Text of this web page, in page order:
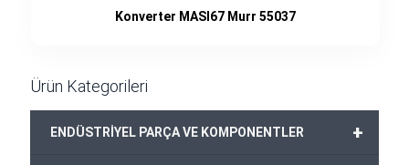
Konverter MASI67 Murr 55037
Ürün Kategorileri
+
ENDÜSTRİYEL PARÇA VE KOMPONENTLER